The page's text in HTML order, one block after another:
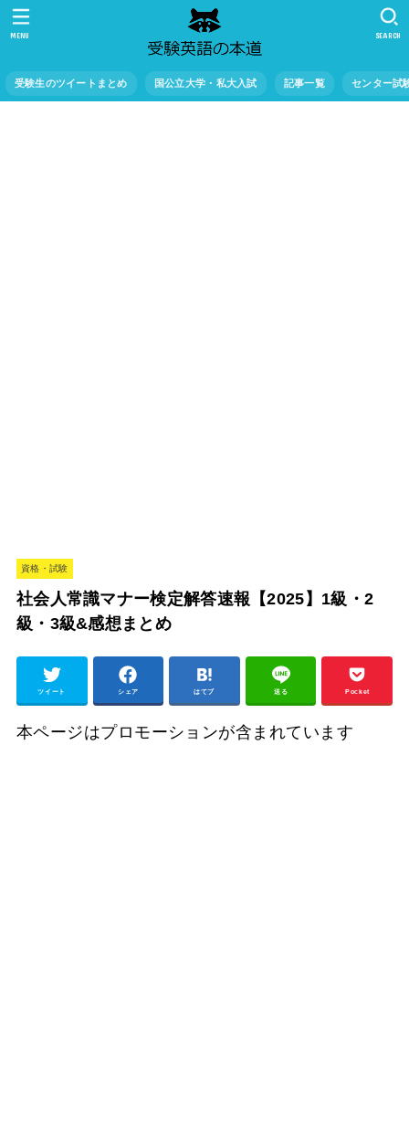
受験生のツイートまとめ 国公立大学・私大入試 記事一覧 センター試
SEARCH
MENU
資格・試験
社会人常識マナー検定解答速報【2025】1級・2
級・3級&感想まとめ
ツイート シェア はてブ 送る Pocket
本ページはプロモーションが含まれています